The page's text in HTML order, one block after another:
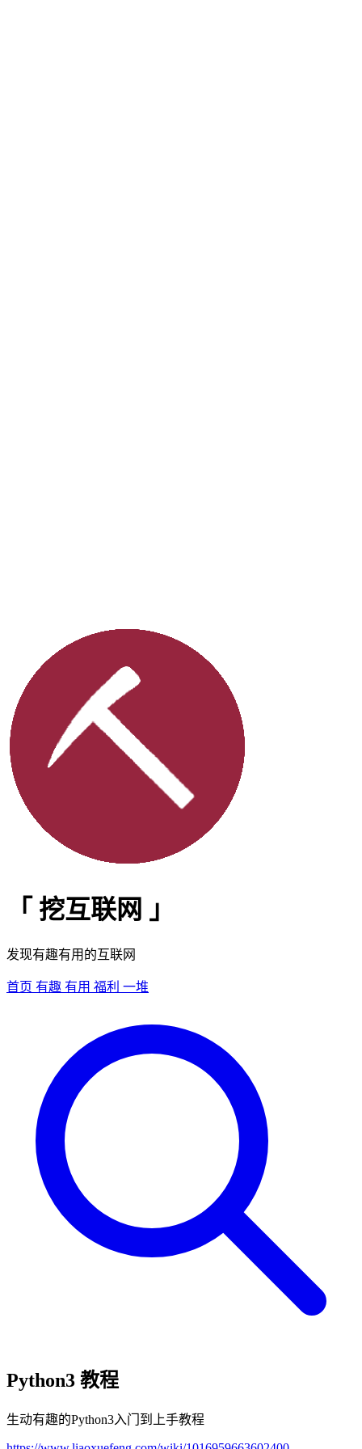
「 挖互联网 」
发现有趣有用的互联网
首页 有趣 有用 福利 一堆
Python3 教程
生动有趣的Python3入门到上手教程